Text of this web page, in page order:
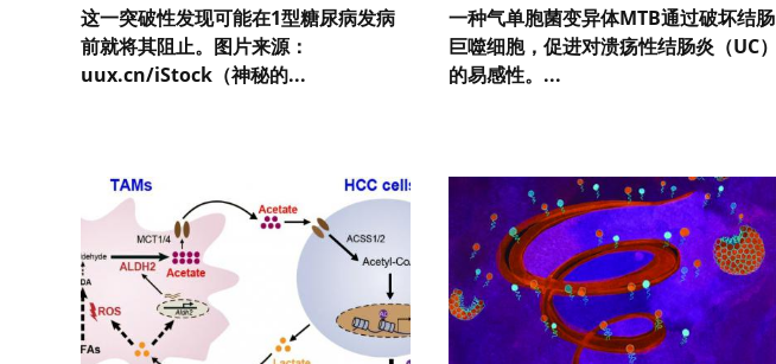
这一突破性发现可能在1型糖尿病发病
前就将其阻止。图片来源：
uux.cn/iStock（神秘的...
一种气单胞菌变异体MTB通过破坏结肠
巨噬细胞，促进对溃疡性结肠炎（UC）
的易感性。...